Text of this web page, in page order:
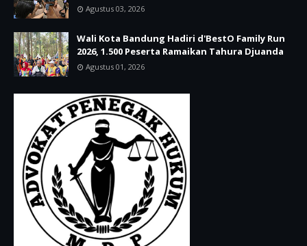
Agustus 03, 2026
Wali Kota Bandung Hadiri d'BestO Family Run
2026, 1.500 Peserta Ramaikan Tahura Djuanda
Agustus 01, 2026